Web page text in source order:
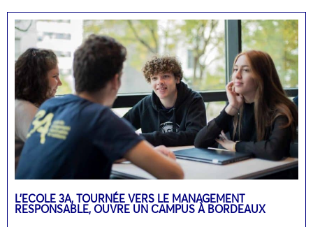
L’ECOLE 3A, TOURNÉE VERS LE MANAGEMENT
RESPONSABLE, OUVRE UN CAMPUS À BORDEAUX